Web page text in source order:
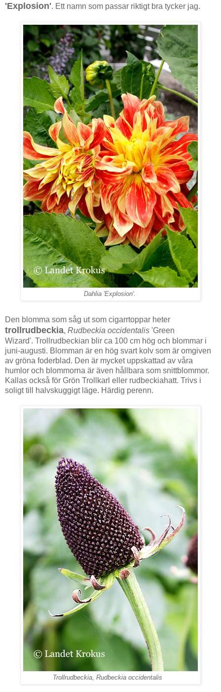
'Explosion'. Ett namn som passar riktigt bra tycker jag.
Dahlia 'Explosion'.
Den blomma som såg ut som cigarrtoppar heter
trollrudbeckia, Rudbeckia occidentalis 'Green
Wizard'. Trollrudbeckian blir ca 100 cm hög och blommar i
juni-augusti. Blomman är en hög svart kolv som är omgiven
av gröna foderblad. Den är mycket uppskattad av våra
humlor och blommorna är även hållbara som snittblommor.
Kallas också för Grön Trollkarl eller rudbeckiahatt. Trivs i
soligt till halvskuggigt läge. Härdig perenn.
Trollrudbeckia, Rudbeckia occidentalis